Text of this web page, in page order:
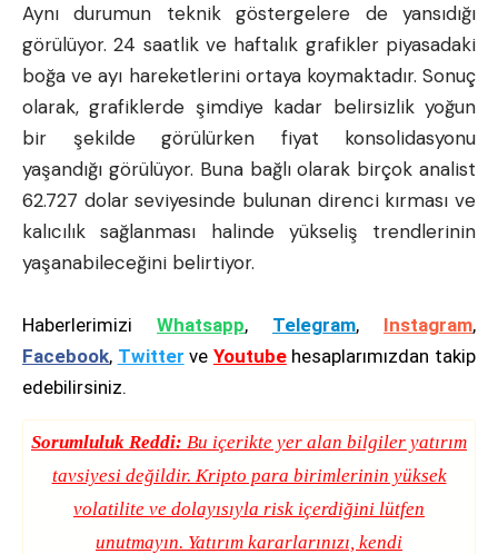
Aynı durumun teknik göstergelere de yansıdığı
görülüyor. 24 saatlik ve haftalık grafikler piyasadaki
boğa ve ayı hareketlerini ortaya koymaktadır. Sonuç
olarak, grafiklerde şimdiye kadar belirsizlik yoğun
bir şekilde görülürken fiyat konsolidasyonu
yaşandığı görülüyor. Buna bağlı olarak birçok analist
62.727 dolar seviyesinde bulunan direnci kırması ve
kalıcılık sağlanması halinde yükseliş trendlerinin
yaşanabileceğini belirtiyor.
Haberlerimizi Whatsapp, Telegram, Instagram,
Facebook, Twitter ve Youtubehesaplarımızdan takip
edebilirsiniz.
Sorumluluk Reddi: Bu içerikte yer alan bilgiler yatırım
tavsiyesi değildir. Kripto para birimlerinin yüksek
volatilite ve dolayısıyla risk içerdiğini lütfen
unutmayın. Yatırım kararlarınızı, kendi